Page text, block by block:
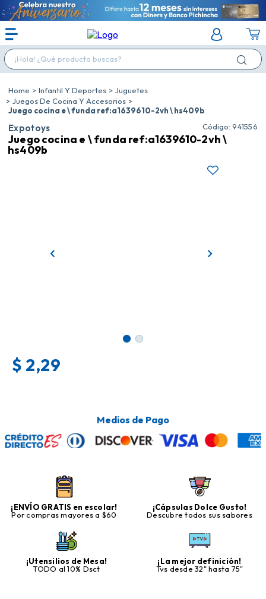
¡Hola! ¿Qué producto buscas?
Infantil Y Deportes
Juguetes
Juegos De Cocina Y Accesorios
Juego cocina e \ funda ref:a1639610-2vh \ hs409b
Expotoys : 941556
Juego cocina e \ funda ref:a1639610-2vh \
hs409b
$ 2,29
Medios de Pago
¡ENVÍO GRATIS en escolar!
Por compras mayores a $60
¡Cápsulas Dolce Gusto!
Descubre todos sus sabores
¡Utensilios de Mesa!
TODO al 10% Dsct
¡La mejor definición!
Tvs desde 32" hasta 75"